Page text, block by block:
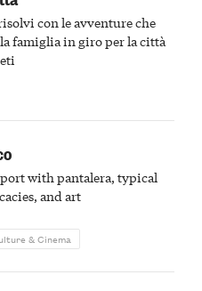
con le avventure che
famiglia in giro per la città
with pantalera, typical
and art
& Cinema